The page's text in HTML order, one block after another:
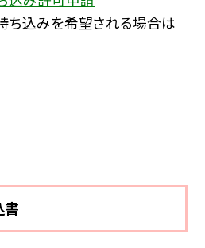
ち込みを希望される場合は
書